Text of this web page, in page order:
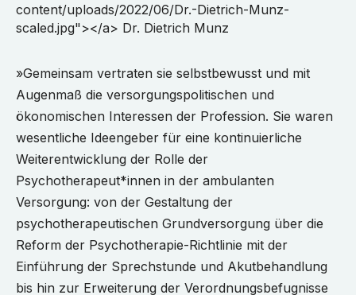
content/uploads/2022/06/Dr.-Dietrich-Munz-
scaled.jpg"></a> Dr. Dietrich Munz
»Gemeinsam vertraten sie selbstbewusst und mit
Augenmaß die versorgungspolitischen und
ökonomischen Interessen der Profession. Sie waren
wesentliche Ideengeber für eine kontinuierliche
Weiterentwicklung der Rolle der
Psychotherapeut*innen in der ambulanten
Versorgung: von der Gestaltung der
psychotherapeutischen Grundversorgung über die
Reform der Psychotherapie-Richtlinie mit der
Einführung der Sprechstunde und Akutbehandlung
bis hin zur Erweiterung der Verordnungsbefugnisse